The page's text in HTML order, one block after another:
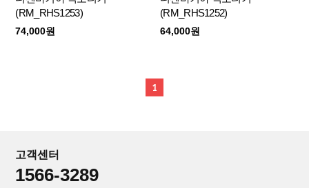
(RM_RHS1253)
74,000원
(RM_RHS1252)
64,000원
1
고객센터
1566-3289